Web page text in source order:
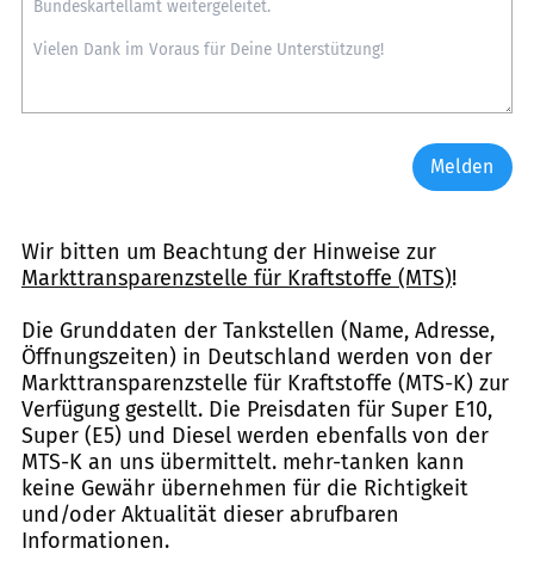
Melden
Wir bitten um Beachtung der Hinweise zur
Markttransparenzstelle für Kraftstoffe (MTS)!
Die Grunddaten der Tankstellen (Name, Adresse,
Öffnungszeiten) in Deutschland werden von der
Markttransparenzstelle für Kraftstoffe (MTS-K) zur
Verfügung gestellt. Die Preisdaten für Super E10,
Super (E5) und Diesel werden ebenfalls von der
MTS-K an uns übermittelt. mehr-tanken kann
keine Gewähr übernehmen für die Richtigkeit
und/oder Aktualität dieser abrufbaren
Informationen.